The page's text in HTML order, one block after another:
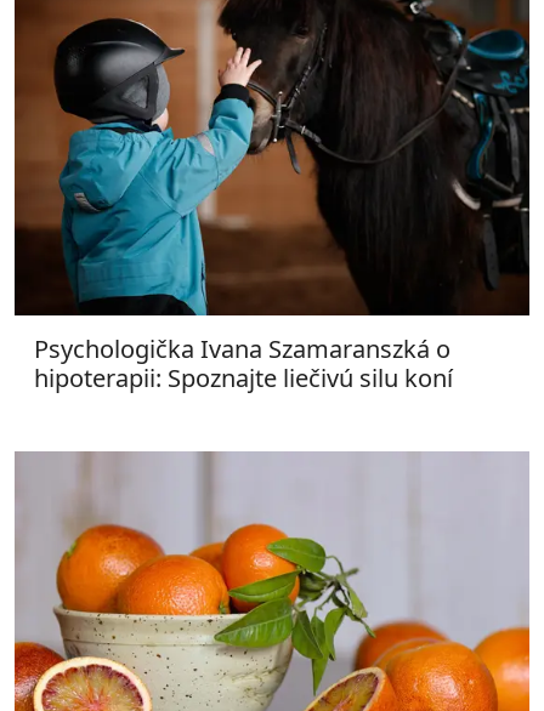
Psychologička Ivana Szamaranszká o
hipoterapii: Spoznajte liečivú silu koní